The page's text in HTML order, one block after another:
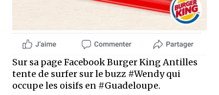
Sur sa page Facebook Burger King Antilles
tente de surfer sur le buzz #Wendy qui
occupe les oisifs en #Guadeloupe.